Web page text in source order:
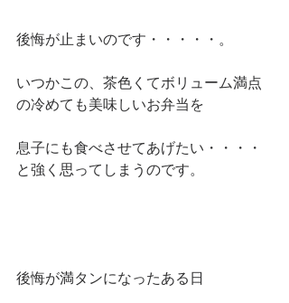
後悔が止まいのです・・・・・。
いつかこの、茶色くてボリューム満点
の冷めても美味しいお弁当を
息子にも食べさせてあげたい・・・・
と強く思ってしまうのです。
後悔が満タンになったある日